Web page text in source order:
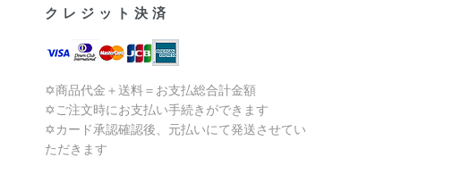
クレジット決済
✡商品代金＋送料＝お支払総合計金額
✡ご注文時にお支払い手続きができます
✡カード承認確認後、元払いにて発送させてい
ただきます